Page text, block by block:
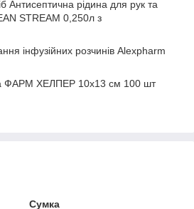
Антисептична рідина для рук та
STREAM 0,250л з
інфузійних розчинів Alexpharm
ФАРМ ХЕЛПЕР 10х13 см 100 шт
Сумка